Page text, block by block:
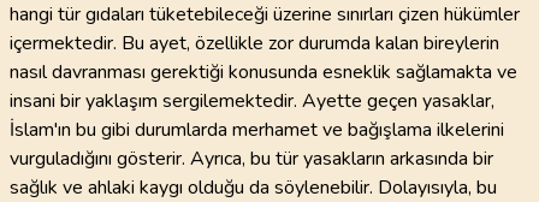
hangi tür gıdaları tüketebileceği üzerine sınırları çizen hükümler
içermektedir. Bu ayet, özellikle zor durumda kalan bireylerin
nasıl davranması gerektiği konusunda esneklik sağlamakta ve
insani bir yaklaşım sergilemektedir. Ayette geçen yasaklar,
İslam'ın bu gibi durumlarda merhamet ve bağışlama ilkelerini
vurguladığını gösterir. Ayrıca, bu tür yasakların arkasında bir
sağlık ve ahlaki kaygı olduğu da söylenebilir. Dolayısıyla, bu